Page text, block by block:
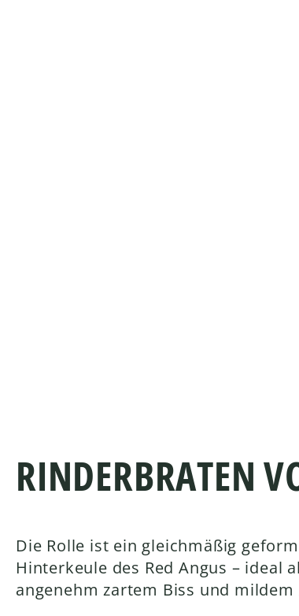
RINDERBRATEN
Die Rolle ist ein gleichmäßig
Hinterkeule des Red Angus – ideal
angenehm zartem Biss und mildem